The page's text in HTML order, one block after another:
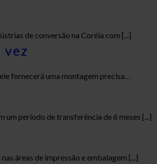
de conversão na Coréia com [...]
vez
fornecerá uma montagem precisa…
um período de transferência de 6 meses [...]
áreas de impressão e embalagem [...]